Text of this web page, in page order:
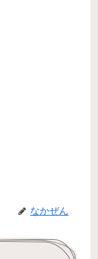
なかぜん